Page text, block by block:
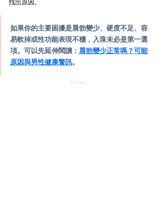
找出原因。
如果你的主要困擾是晨勃變少、硬度不足、容
易軟掉或性功能表現不穩，入珠未必是第一選
項。可以先延伸閱讀： 晨勃變少正常嗎？可能
原因與男性健康警訊。